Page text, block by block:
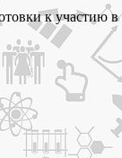
к участию